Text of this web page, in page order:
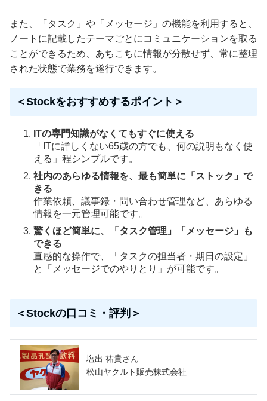
また、「タスク」や「メッセージ」の機能を利用すると、
ノートに記載したテーマごとにコミュニケーションを取る
ことができるため、あちこちに情報が分散せず、常に整理
された状態で業務を遂行できます。
＜Stockをおすすめするポイント＞
ITの専門知識がなくてもすぐに使える
「ITに詳しくない65歳の方でも、何の説明もなく使
える」程シンプルです。
社内のあらゆる情報を、最も簡単に「ストック」で
きる
作業依頼、議事録・問い合わせ管理など、あらゆる
情報を一元管理可能です。
驚くほど簡単に、「タスク管理」「メッセージ」も
できる
直感的な操作で、「タスクの担当者・期日の設定」
と「メッセージでのやりとり」が可能です。
＜Stockの口コミ・評判＞
塩出 祐貴さん
松山ヤクルト販売株式会社